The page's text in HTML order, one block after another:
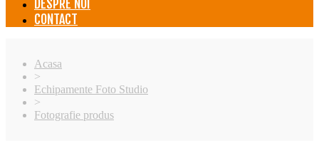
DESPRE NOI
CONTACT
Acasa
>
Echipamente Foto Studio
>
Fotografie produs